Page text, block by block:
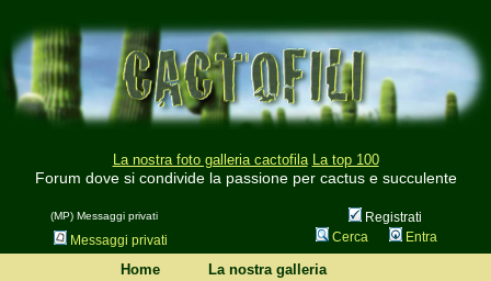
La nostra foto galleria cactofila La top 100
Forum dove si condivide la passione per cactus e succulente
(MP) Messaggi privati
Registrati
Messaggi privati
Cerca Entra
Home La nostra galleria